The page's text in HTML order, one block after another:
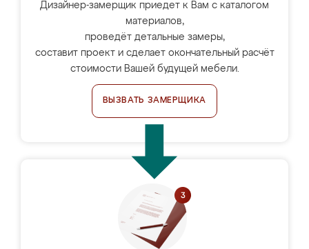
Дизайнер-замерщик приедет к Вам с каталогом
материалов,
проведёт детальные замеры,
составит проект и сделает окончательный расчёт
стоимости Вашей будущей мебели.
ВЫЗВАТЬ ЗАМЕРЩИКА